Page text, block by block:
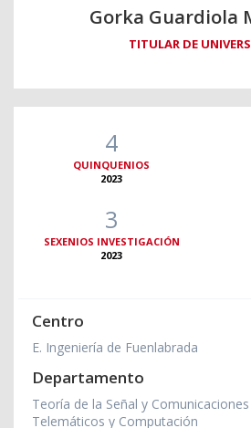
Gorka Guardiola
TITULAR DE
4
QUINQUENIOS
2023
3
SEXENIOS INVESTIGACIÓN
2023
Centro
E. Ingeniería de Fuenlabrada
Departamento
Teoría de la Señal y
Telemáticos y Computación